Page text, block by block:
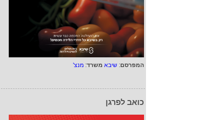
המפרסם: שיבא משרד: מנצ'
כואב לפרגן